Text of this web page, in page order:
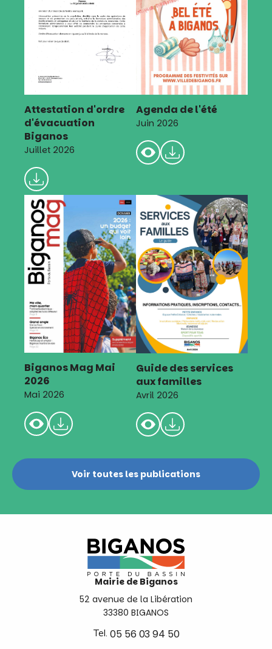
Attestation d'ordre
d'évacuation
Biganos
Juillet 2026
Agenda de l'été
Juin 2026
Biganos Mag Mai
2026
Mai 2026
Guide des services
aux familles
Avril 2026
Voir toutes les publications
Mairie de Biganos
52 avenue de la Libération
33380 BIGANOS
Tel. 05 56 03 94 50